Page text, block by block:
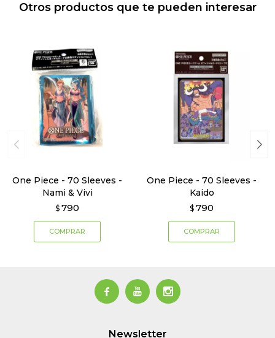
Otros productos que te pueden interesar
One Piece - 70 Sleeves -
Nami & Vivi
$ 790
One Piece - 70 Sleeves -
Kaido
$ 790
  
Newsletter